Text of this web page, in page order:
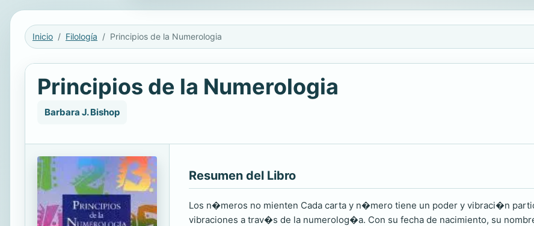
Inicio Filología Principios de la Numerologia
Principios de la Numerologia
Barbara J. Bishop
Resumen del Libro
Los n�meros no mienten Cada carta y n�mero tiene un poder y vibraci�n
vibraciones a trav�s de la numerolog�a. Con su fecha de nacimiento, su